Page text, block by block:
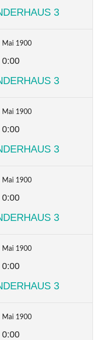
3
Mai 1900
0:00
3
Mai 1900
0:00
3
Mai 1900
0:00
3
Mai 1900
0:00
3
Mai 1900
0:00